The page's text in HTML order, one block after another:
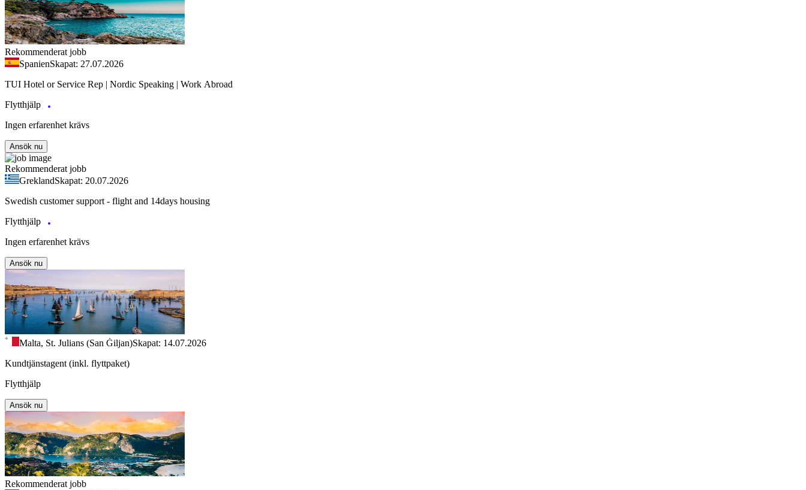
Rekommenderat jobb
SpanienSkapat: 27.07.2026
TUI Hotel or Service Rep | Nordic Speaking | Work Abroad
Flytthjälp
Ingen erfarenhet krävs
Ansök nu
Rekommenderat jobb
GreklandSkapat: 20.07.2026
Swedish customer support - flight and 14days housing
Flytthjälp
Ingen erfarenhet krävs
Ansök nu
Malta, St. Julians (San Ġiljan)Skapat: 14.07.2026
Kundtjänstagent (inkl. flyttpaket)
Flytthjälp
Ansök nu
Rekommenderat jobb